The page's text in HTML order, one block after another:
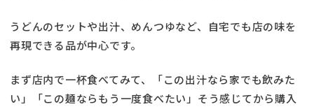
うどんのセットや出汁、めんつゆなど、自宅でも店の味を
再現できる品が中心です。
まず店内で一杯食べてみて、「この出汁なら家でも飲みた
い」「この麺ならもう一度食べたい」そう感じてから購入